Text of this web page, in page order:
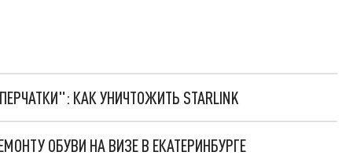
КАК УНИЧТОЖИТЬ STARLINK
ОБУВИ НА ВИЗЕ В ЕКАТЕРИНБУРГЕ